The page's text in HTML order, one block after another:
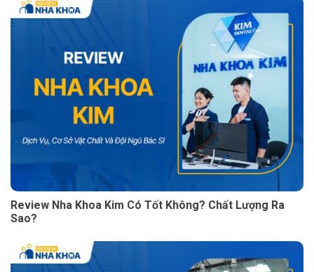
Review Nha Khoa Kim Có Tốt Không? Chất Lượng Ra
Sao?